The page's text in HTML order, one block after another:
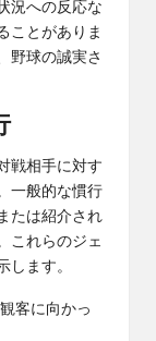
況への反応な
ことがありま
野球の誠実さ
戦相手に対す
一般的な慣行
たは紹介され
これらのジェ
します。
客に向かっ